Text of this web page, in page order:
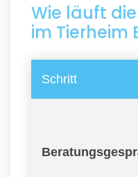
Wie läuft
im Tierheim
Schritt